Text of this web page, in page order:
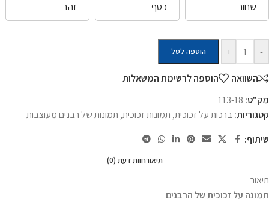
שחור כסף זהב
-
+ הוספה לסל
השוואה
הוספה לרשימת המשאלות
מק"ט: 113-18
קטגוריות: ברכות על זכוכית, תמונות זכוכית, תמונות של רבנים מעוצבות
שיתוף:
תיאורחוות דעת (0)
תיאור
תמונה על זכוכית של הרבנים